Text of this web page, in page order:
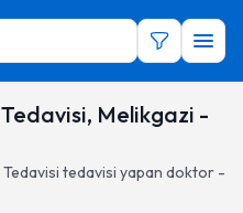
Tedavisi, Melikgazi -
Tedavisi tedavisi yapan doktor -